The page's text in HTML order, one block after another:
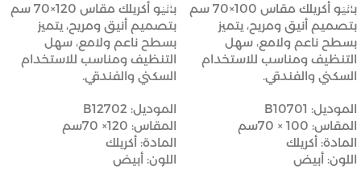
بانيو أكريلك مقاس 100×70 سم
بتصميم أنيق ومريح، يتميز
بسطح ناعم ولامع، سهل
التنظيف ومناسب للاستخدام
السكني والفندقي.
الموديل: B10701
المقاس: 100 × 70سم
المادة: أكريلك
اللون: أبيض
بانيو أكريلك مقاس 120×70 سم
بتصميم أنيق ومريح، يتميز
بسطح ناعم ولامع، سهل
التنظيف ومناسب للاستخدام
السكني والفندقي.
الموديل: B12702
المقاس: 120× 70سم
المادة: أكريلك
اللون: أبيض